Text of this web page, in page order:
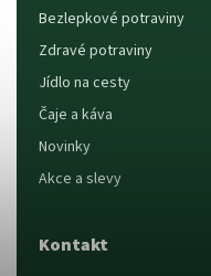
Bezlepkové potraviny
Zdravé potraviny
Jídlo na cesty
Čaje a káva
Novinky
Akce a slevy
Kontakt